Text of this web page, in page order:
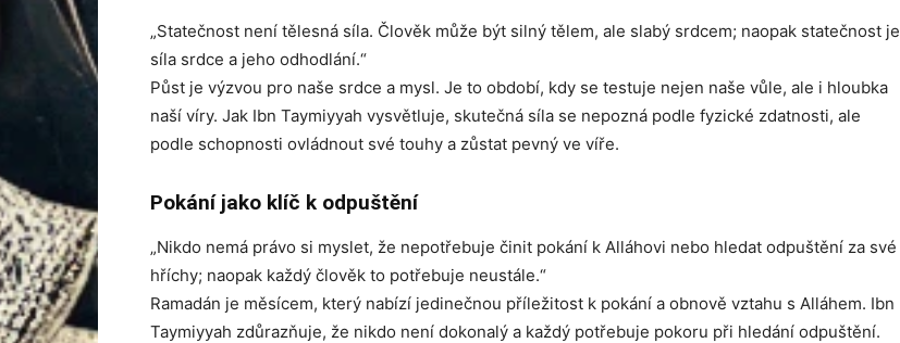
„Statečnost není tělesná síla. Člověk může být silný tělem, ale slabý srdcem; naopak statečnost je
síla srdce a jeho odhodlání.“
Půst je výzvou pro naše srdce a mysl. Je to období, kdy se testuje nejen naše vůle, ale i hloubka
naší víry. Jak Ibn Taymiyyah vysvětluje, skutečná síla se nepozná podle fyzické zdatnosti, ale
podle schopnosti ovládnout své touhy a zůstat pevný ve víře.
Pokání jako klíč k odpuštění
„Nikdo nemá právo si myslet, že nepotřebuje činit pokání k Alláhovi nebo hledat odpuštění za své
hříchy; naopak každý člověk to potřebuje neustále.“
Ramadán je měsícem, který nabízí jedinečnou příležitost k pokání a obnově vztahu s Alláhem. Ibn
Taymiyyah zdůrazňuje, že nikdo není dokonalý a každý potřebuje pokoru při hledání odpuštění.